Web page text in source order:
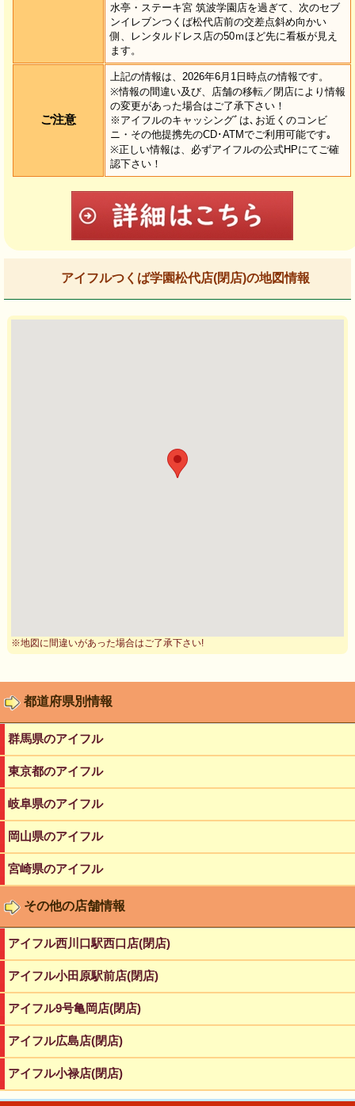
水亭・ステーキ宮 筑波学園店を過ぎて、次のセブ
ンイレブンつくば松代店前の交差点斜め向かい
側、レンタルドレス店の50ｍほど先に看板が見え
ます。
ご注意
上記の情報は、2026年6月1日時点の情報です。
※情報の間違い及び、店舗の移転／閉店により情報
の変更があった場合はご了承下さい！
※アイフルのキャッシングﾞは､お近くのコンビ
ニ・その他提携先のCD･ATMでご利用可能です｡
※正しい情報は、必ずアイフルの公式HPにてご確
認下さい！
アイフルつくば学園松代店(閉店)の地図情報
※地図に間違いがあった場合はご了承下さい!
都道府県別情報
群馬県のアイフル
東京都のアイフル
岐阜県のアイフル
岡山県のアイフル
宮崎県のアイフル
その他の店舗情報
アイフル西川口駅西口店(閉店)
アイフル小田原駅前店(閉店)
アイフル9号亀岡店(閉店)
アイフル広島店(閉店)
アイフル小禄店(閉店)